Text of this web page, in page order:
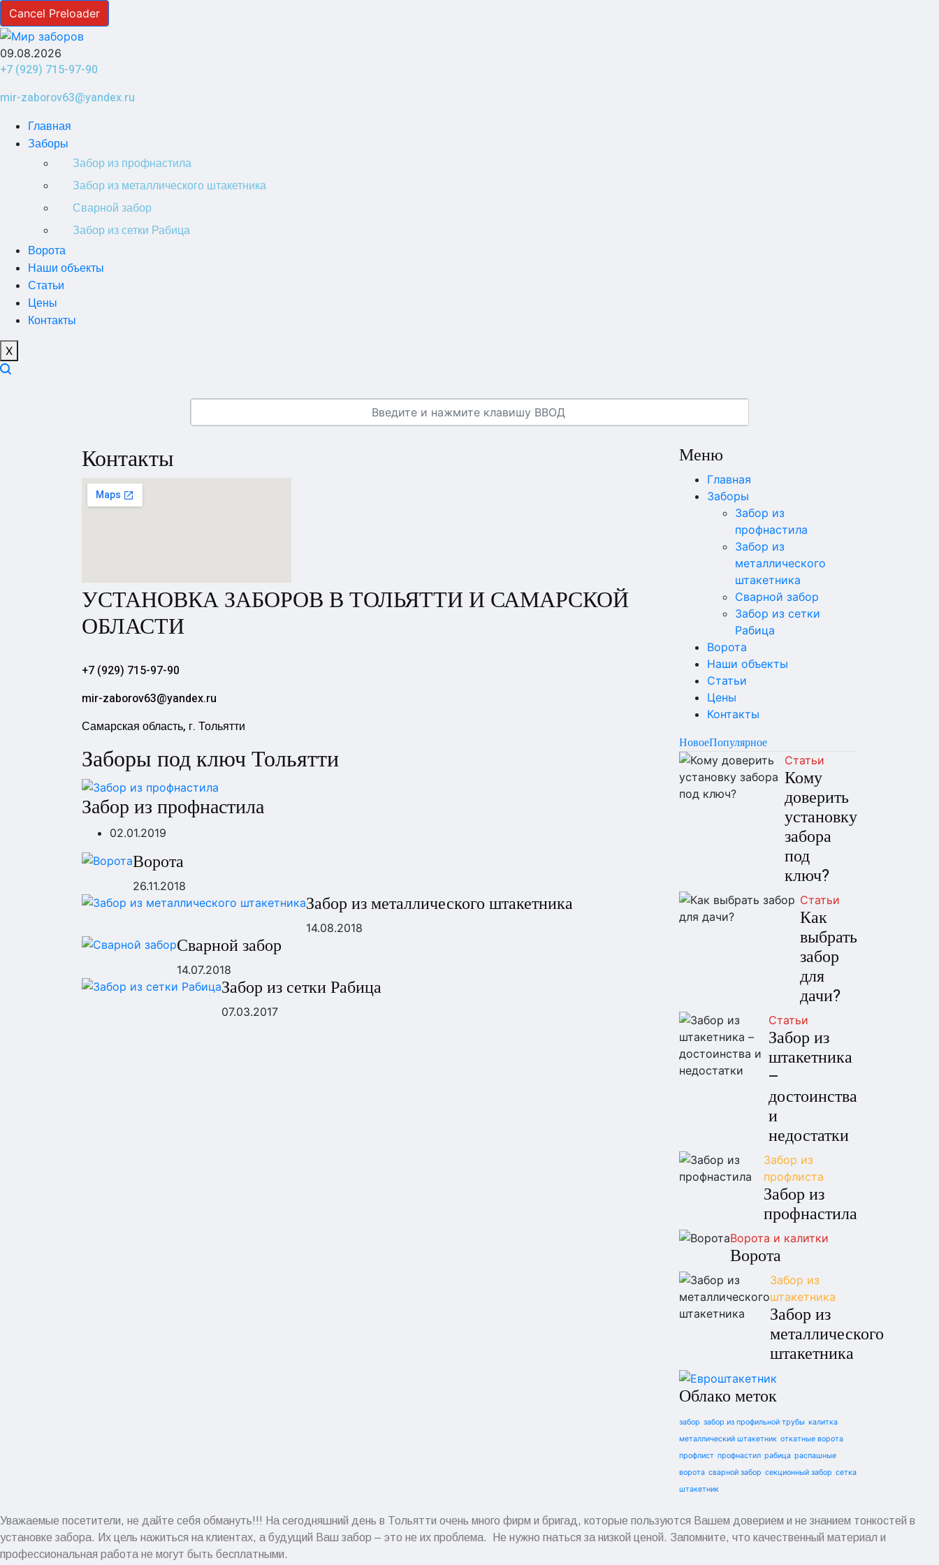
Cancel Preloader
09.08.2026
+7 (929) 715-97-90
mir-zaborov63@yandex.ru
Главная
Заборы
Забор из профнастила
Забор из металлического штакетника
Сварной забор
Забор из сетки Рабица
Ворота
Наши объекты
Статьи
Цены
Контакты
X
Контакты
УСТАНОВКА ЗАБОРОВ В ТОЛЬЯТТИ И САМАРСКОЙ
ОБЛАСТИ
+7 (929) 715-97-90
mir-zaborov63@yandex.ru
Самарская область, г. Тольятти
Заборы под ключ Тольятти
Забор из профнастила
02.01.2019
Ворота
26.11.2018
Забор из металлического штакетника
14.08.2018
Сварной забор
14.07.2018
Забор из сетки Рабица
07.03.2017
Меню
Главная
Заборы
Забор из
профнастила
Забор из
металлического
штакетника
Сварной забор
Забор из сетки
Рабица
Ворота
Наши объекты
Статьи
Цены
Контакты
НовоеПопулярное
Статьи
Кому
доверить
установку
забора
под
ключ?
Статьи
Как
выбрать
забор
для
дачи?
Статьи
Забор из
штакетника
–
достоинства
и
недостатки
Забор из
профлиста
Забор из
профнастила
Ворота и калитки
Ворота
Забор из
штакетника
Забор из
металлического
штакетника
Облако меток
забор забор из профильной трубы калитка
металлический штакетник откатные ворота
профлист профнастил рабица распашные
ворота сварной забор секционный забор сетка
штакетник
Уважаемые посетители, не дайте себя обмануть!!! На сегодняшний день в Тольятти очень много фирм и бригад, которые пользуются Вашем доверием и не знанием тонкостей в
установке забора. Их цель нажиться на клиентах, а будущий Ваш забор – это не их проблема. Не нужно гнаться за низкой ценой. Запомните, что качественный материал и
профессиональная работа не могут быть бесплатными.